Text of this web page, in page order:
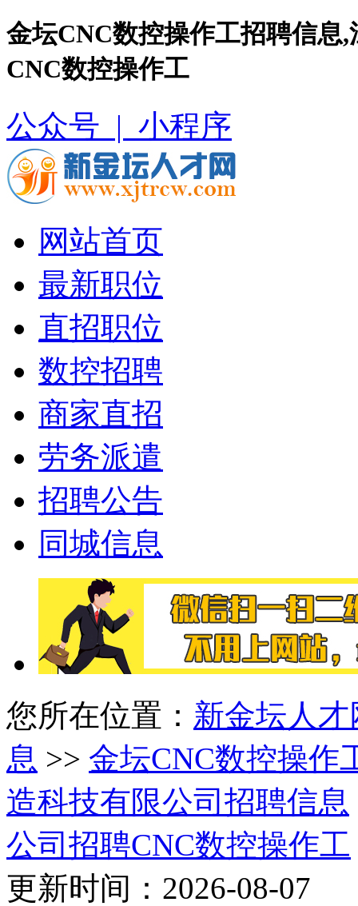
金坛CNC数控操作工招聘信息
CNC数控操作工
公众号 | 小程序
网站首页
最新职位
直招职位
数控招聘
商家直招
劳务派遣
招聘公告
同城信息
您所在位置： 新金坛人才
息 >> 金坛CNC数控操作
造科技有限公司招聘信息
公司招聘CNC数控操作工
更新时间：2026-08-07